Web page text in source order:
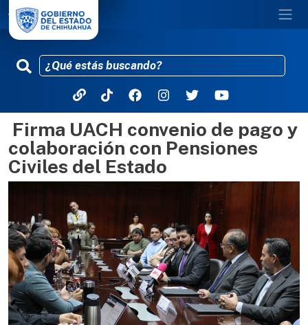
Pasar al contenido principal
Firma UACH convenio de pago y
colaboración con Pensiones
Civiles del Estado